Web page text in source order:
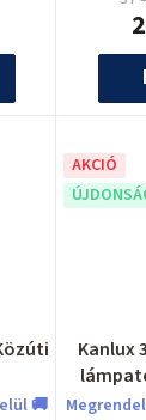
🚚
AKCIÓ
Kanlux 36233